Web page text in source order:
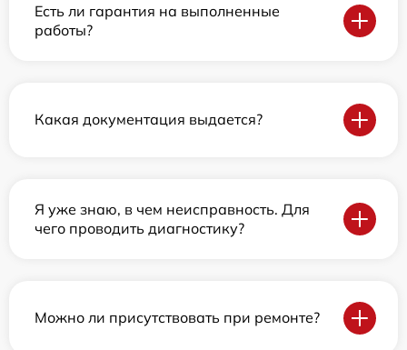
Есть ли гарантия на выполненные
работы?
Какая документация выдается?
Я уже знаю, в чем неисправность. Для
чего проводить диагностику?
Можно ли присутствовать при ремонте?